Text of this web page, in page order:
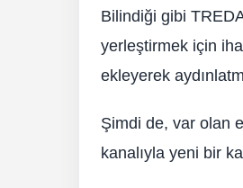
Bilindiği gibi
yerleştirmek için
ekleyerek
Şimdi de, var olan
kanalıyla yeni bir